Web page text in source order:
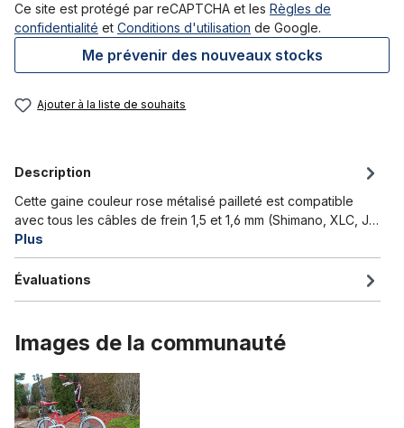
Ce site est protégé par reCAPTCHA et les Règles de
confidentialité et Conditions d'utilisation de Google.
Me prévenir des nouveaux stocks
Ajouter à la liste de souhaits
Description
Cette gaine couleur rose métalisé pailleté est compatible
avec tous les câbles de frein 1,5 et 1,6 mm (Shimano, XLC, J…
Plus
Évaluations
Images de la communauté